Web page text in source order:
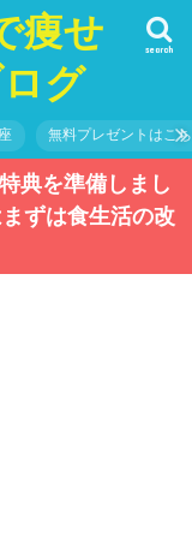
痩せ
グ
search
無料プレゼントはこ
典を準備しまし
ずは食生活の改